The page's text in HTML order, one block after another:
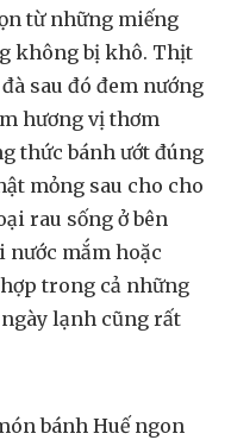
từ những miếng
không bị khô. Thịt
sau đó đem nướng
hương vị thơm
thức bánh ướt đúng
mỏng sau cho cho
rau sống ở bên
nước mắm hoặc
trong cả những
lạnh cũng rất
bánh Huế ngon